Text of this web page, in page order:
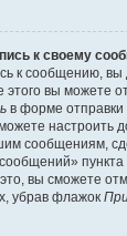
к своему
к сообщению,
этого вы можете
в форме
настроить
сообщениям,
вы сможете
убрав флажок